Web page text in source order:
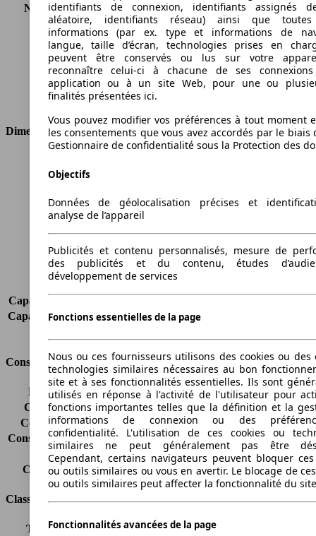
Nombre de vitesses
6
Couple
206 nm
Cylindrée
1368 ccm
Carburant
Autres
Cylindres
4
Transmission
Boîte manuelle
Type de traction
Traction avant
Dimensions
Hauteur
Empattement
2755 mm
Poids maximum
Portes
4
Sièges
2
Charge sur toit
Capacité de remorquage (sans freins)
Capacité de remorquage (avec freins) 1000 kg
Consommation
Émissions de CO2*
173 g/km (komb.)
Consommation (ville)
9.7 l/100km
Consommation (route)
6.1 l/100km
Consommation (combinée)* 7.4 l/100km
Classe d'émissions
Euro 6
Capacité du réservoir
60 l
Classes d'assurance
Tous risques
-
identifiants de connexion, identifiants assignés
aléatoire, identifiants réseau) ainsi que
informations (par ex. type et informations de
langue, taille d’écran, technologies prises en
peuvent être conservés ou lus sur votre
reconnaître celui-ci à chacune de ses
application ou à un site Web, pour une ou
finalités présentées ici.
Vous pouvez modifier vos préférences à tout moment
les consentements que vous avez accordés par le biais
Gestionnaire de confidentialité sous la Protection des
Objectifs
Données de géolocalisation précises et
analyse de l’appareil
Publicités et contenu personnalisés, mesure de
des publicités et du contenu, études
développement de services
Fonctions essentielles de la page
Nous ou ces fournisseurs utilisons des cookies ou des
technologies similaires nécessaires au bon
site et à ses fonctionnalités essentielles. Ils sont
utilisés en réponse à l'activité de l'utilisateur pour
fonctions importantes telles que la définition et la
informations de connexion ou des
confidentialité. L'utilisation de ces cookies ou
similaires ne peut généralement pas être
Cependant, certains navigateurs peuvent bloquer ces
ou outils similaires ou vous en avertir. Le blocage de
ou outils similaires peut affecter la fonctionnalité du
Fonctionnalités avancées de la page